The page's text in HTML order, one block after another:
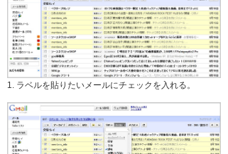
1. ラベルを貼りたいメールにチェックを入れる。